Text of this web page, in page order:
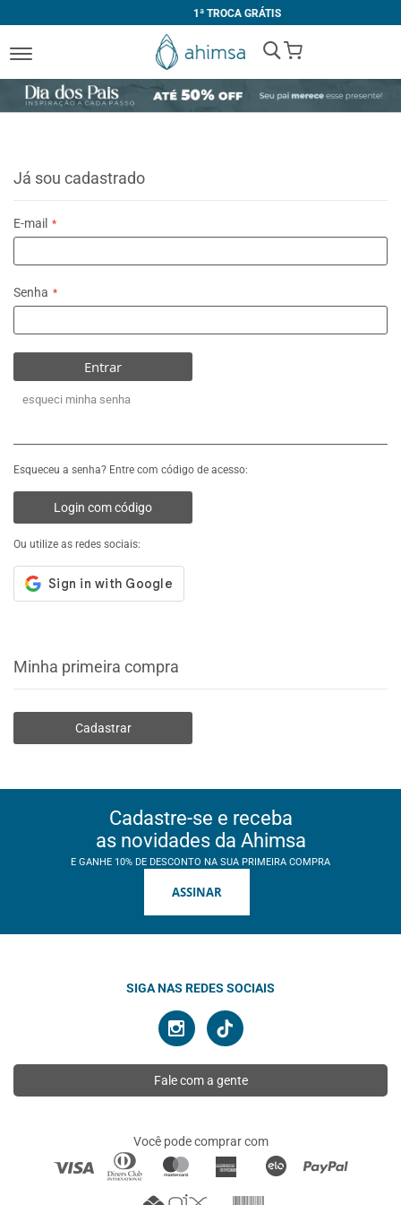
1ª TROCA GRÁTIS
My Cart
Já sou cadastrado
E-mail
Senha
Entrar
esqueci minha senha
Esqueceu a senha? Entre com código de acesso:
Login com código
Ou utilize as redes sociais:
Minha primeira compra
Cadastrar
Cadastre-se e receba
as novidades da Ahimsa
E GANHE 10% DE DESCONTO NA SUA PRIMEIRA COMPRA
ASSINAR
SIGA NAS REDES SOCIAIS
Fale com a gente
Você pode comprar com